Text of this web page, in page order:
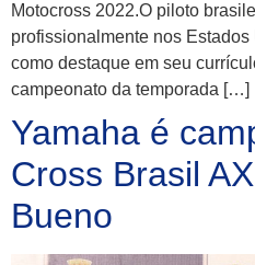
Motocross 2022.O piloto
profissionalmente nos
como destaque em seu
campeonato da temporada […]
Yamaha é
Cross Brasil
Bueno